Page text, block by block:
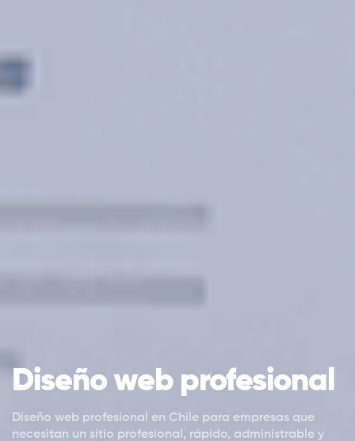
Diseño web profesional
Diseño web profesional en Chile para empresas que
necesitan un sitio profesional, rápido, administrable y